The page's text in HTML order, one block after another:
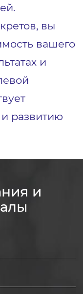
вы
вашего
и
развитию
и